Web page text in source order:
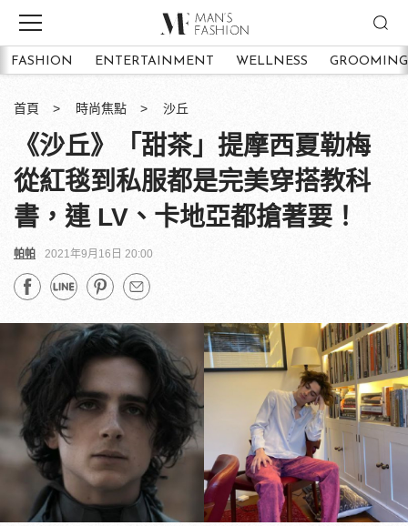
FASHION ENTERTAINMENT WELLNESS GROOMING
首頁 時尚焦點 沙丘
《沙丘》「甜茶」提摩西夏勒梅
從紅毯到私服都是完美穿搭教科
書，連 LV、卡地亞都搶著要！
帕帕 2021年9月16日 20:00